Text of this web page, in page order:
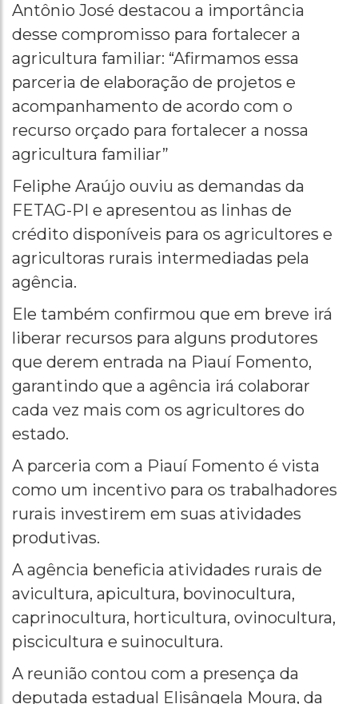
Antônio José destacou a importância
desse compromisso para fortalecer a
agricultura familiar: “Afirmamos essa
parceria de elaboração de projetos e
acompanhamento de acordo com o
recurso orçado para fortalecer a nossa
agricultura familiar”
Feliphe Araújo ouviu as demandas da
FETAG-PI e apresentou as linhas de
crédito disponíveis para os agricultores e
agricultoras rurais intermediadas pela
agência.
Ele também confirmou que em breve irá
liberar recursos para alguns produtores
que derem entrada na Piauí Fomento,
garantindo que a agência irá colaborar
cada vez mais com os agricultores do
estado.
A parceria com a Piauí Fomento é vista
como um incentivo para os trabalhadores
rurais investirem em suas atividades
produtivas.
A agência beneficia atividades rurais de
avicultura, apicultura, bovinocultura,
caprinocultura, horticultura, ovinocultura,
piscicultura e suinocultura.
A reunião contou com a presença da
deputada estadual Elisângela Moura, da